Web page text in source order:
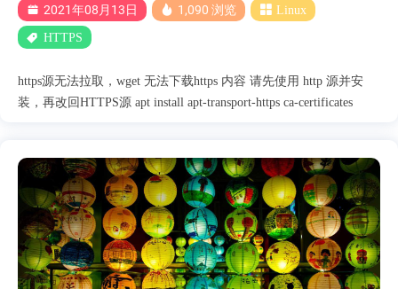
2021年08月13日 1,090 浏览 Linux
HTTPS
https源无法拉取，wget 无法下载https 内容 请先使用 http 源并安
装，再改回HTTPS源 apt install apt-transport-https ca-certificates